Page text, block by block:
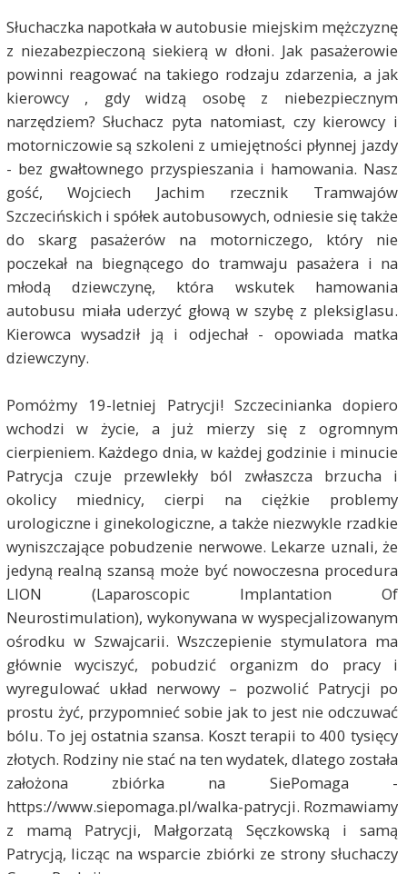
Słuchaczka napotkała w autobusie miejskim mężczyznę
z niezabezpieczoną siekierą w dłoni. Jak pasażerowie
powinni reagować na takiego rodzaju zdarzenia, a jak
kierowcy , gdy widzą osobę z niebezpiecznym
narzędziem? Słuchacz pyta natomiast, czy kierowcy i
motorniczowie są szkoleni z umiejętności płynnej jazdy
- bez gwałtownego przyspieszania i hamowania. Nasz
gość, Wojciech Jachim rzecznik Tramwajów
Szczecińskich i spółek autobusowych, odniesie się także
do skarg pasażerów na motorniczego, który nie
poczekał na biegnącego do tramwaju pasażera i na
młodą dziewczynę, która wskutek hamowania
autobusu miała uderzyć głową w szybę z pleksiglasu.
Kierowca wysadził ją i odjechał - opowiada matka
dziewczyny.
Pomóżmy 19-letniej Patrycji! Szczecinianka dopiero
wchodzi w życie, a już mierzy się z ogromnym
cierpieniem. Każdego dnia, w każdej godzinie i minucie
Patrycja czuje przewlekły
ból zwłaszcza brzucha i
okolicy miednicy, cierpi na ciężkie problemy
urologiczne i ginekologiczne, a także niezwykle rzadkie
wyniszczające pobudzenie nerwowe. Lekarze uznali, że
jedyną realną szansą może być nowoczesna procedura
LION (Laparoscopic Implantation Of
Neurostimulation), wykonywana w wyspecjalizowanym
ośrodku w Szwajcarii. Wszczepienie stymulatora ma
głównie wyciszyć, pobudzić organizm do pracy i
wyregulować układ nerwowy – pozwolić Patrycji po
prostu żyć, przypomnieć sobie jak to jest nie odczuwać
bólu. To jej ostatnia szansa. Koszt terapii to 400 tysięcy
złotych. Rodziny nie stać na ten wydatek, dlatego została
założona zbiórka na SiePomaga -
https://www.siepomaga.pl/walka-patrycji. Rozmawiamy
z mamą Patrycji, Małgorzatą Sęczkowską i samą
Patrycją, licząc na wsparcie zbiórki ze strony słuchaczy